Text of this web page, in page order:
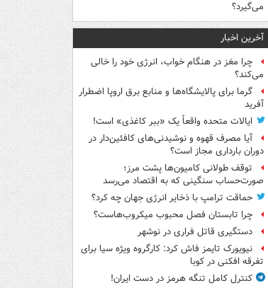
می‌گیرد؟
آخرین اخبار
چرا مغز در هنگام خواب، انرژی خود را خالی
می‌کند؟
گرما برای پالایشگاه‌ها و منابع برق اروپا اضطرار
آفرید
ایالات متحده واقعاً یک «ببر کاغذی» است!
آیا مصرف قهوه و نوشیدنی‌های کافئین‌دار در
دوران بارداری مجاز است؟
توقف طولانی کامیون‌ها پشت مرز؛
صورت‌حساب سنگینی که به اقتصاد می‌رسد
حماقت ترامپ با ذخایر انرژی جهان چه کرد؟
چرا تابستان فصل محبوب میکروب‌هاست؟
دستگیری قاتل فراری در نوشهر
نیویورک تایمز فاش کرد: کارگروه ویژه سیا برای
تفرقه افکنی در کوبا
کنترل کامل تنگه هرمز در دست ایران!